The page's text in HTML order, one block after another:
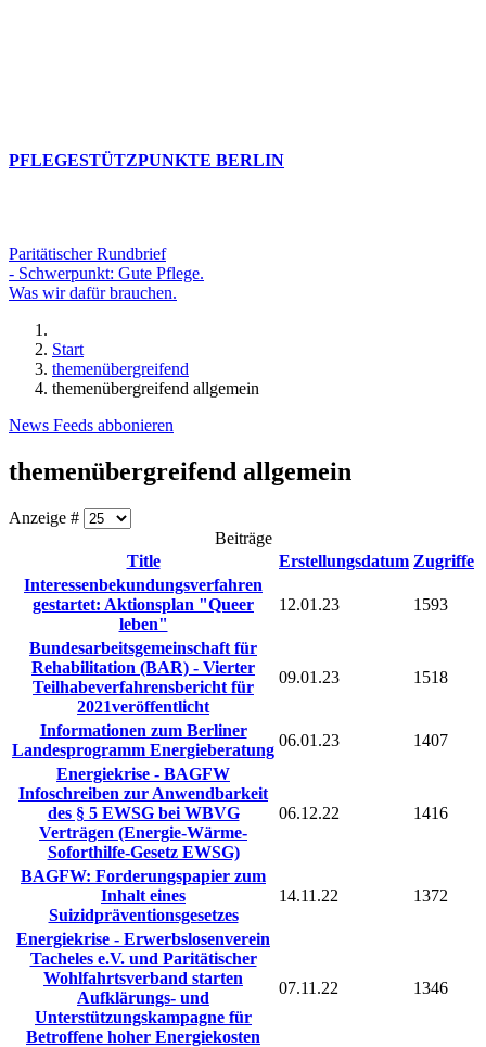
PFLEGESTÜTZPUNKTE BERLIN
Paritätischer Rundbrief
- Schwerpunkt: Gute Pflege.
Was wir dafür brauchen.
Start
themenübergreifend
themenübergreifend allgemein
News Feeds abbonieren
themenübergreifend allgemein
Anzeige #
Beiträge
Title
Erstellungsdatum Zugriffe
Interessenbekundungsverfahren
gestartet: Aktionsplan "Queer
leben"
12.01.23 1593
Bundesarbeitsgemeinschaft für
Rehabilitation (BAR) - Vierter
Teilhabeverfahrensbericht für
2021veröffentlicht
09.01.23 1518
Informationen zum Berliner
Landesprogramm Energieberatung
06.01.23
1407
Energiekrise - BAGFW
Infoschreiben zur Anwendbarkeit
des § 5 EWSG bei WBVG
Verträgen (Energie-Wärme-
Soforthilfe-Gesetz EWSG)
06.12.22 1416
BAGFW: Forderungspapier zum
Inhalt eines
Suizidpräventionsgesetzes
14.11.22 1372
Energiekrise - Erwerbslosenverein
Tacheles e.V. und Paritätischer
Wohlfahrtsverband starten
Aufklärungs- und
Unterstützungskampagne für
Betroffene hoher Energiekosten
07.11.22 1346